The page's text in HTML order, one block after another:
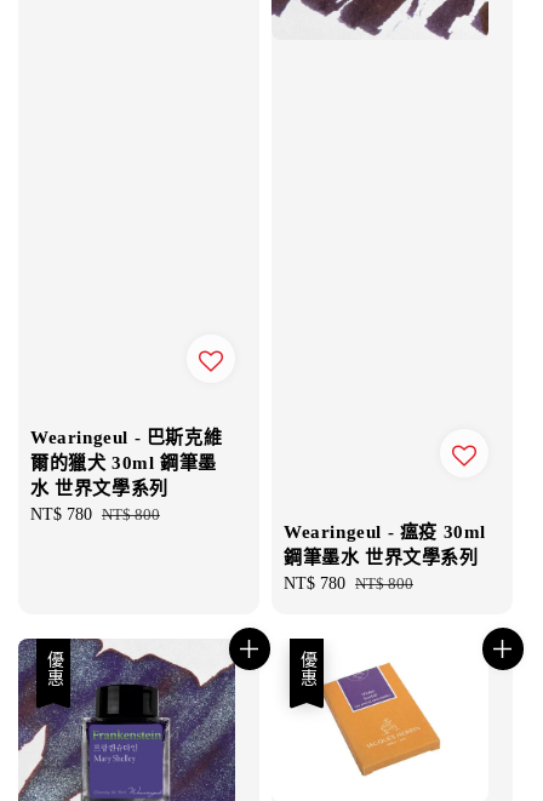
Wearingeul - 巴斯克維
爾的獵犬 30ml 鋼筆墨
水 世界文學系列
Sale
NT$ 780 Regular
NT$ 800
Wearingeul - 瘟疫 30ml
鋼筆墨水 世界文學系列
Sale
NT$ 780 Regular
NT$ 800
優惠 優惠